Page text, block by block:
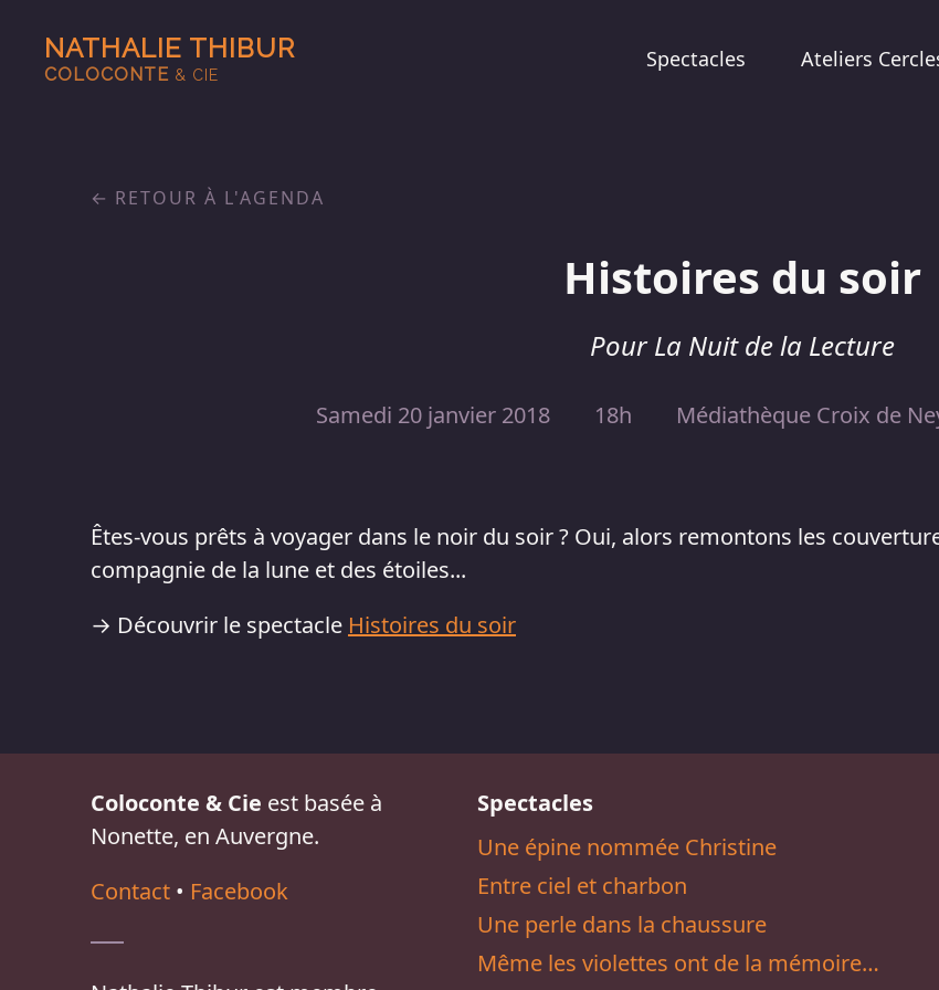
NATHALIE THIBUR
COLOCONTE & CIE
Spectacles Ateliers
Histoires du soir
Pour La Nuit de la Lecture
Samedi 20 janvier 2018 18h Médiathèque Croix de
RETOUR À L'AGENDA
Êtes-vous prêts à voyager dans le noir du soir ? Oui, alors remontons les
compagnie de la lune et des étoiles...
→ Découvrir le spectacle Histoires du soir
Coloconte & Cie est basée à
Nonette, en Auvergne.
Contact • Facebook
Spectacles
Une épine nommée Christine
Entre ciel et charbon
Une perle dans la chaussure
Même les violettes ont de la mémoire…